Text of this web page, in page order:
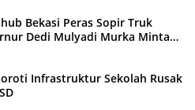
Bekasi Peras Sopir Truk
Dedi Mulyadi Murka Minta
Infrastruktur Sekolah Rusak